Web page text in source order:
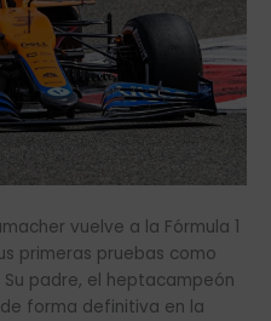
vuelve a la Fórmula 1
primeras pruebas como
Su padre, el heptacampeón
forma definitiva en la